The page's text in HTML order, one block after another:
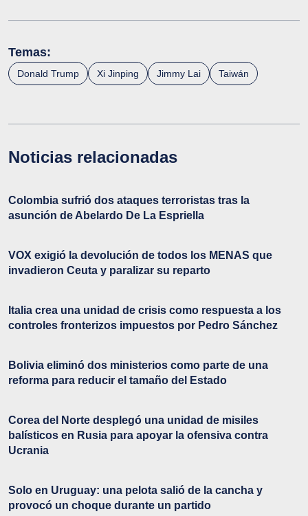
Temas:
Donald Trump Xi Jinping Jimmy Lai Taiwán
Noticias relacionadas
Colombia sufrió dos ataques terroristas tras la
asunción de Abelardo De La Espriella
VOX exigió la devolución de todos los MENAS que
invadieron Ceuta y paralizar su reparto
Italia crea una unidad de crisis como respuesta a los
controles fronterizos impuestos por Pedro Sánchez
Bolivia eliminó dos ministerios como parte de una
reforma para reducir el tamaño del Estado
Corea del Norte desplegó una unidad de misiles
balísticos en Rusia para apoyar la ofensiva contra
Ucrania
Solo en Uruguay: una pelota salió de la cancha y
provocó un choque durante un partido